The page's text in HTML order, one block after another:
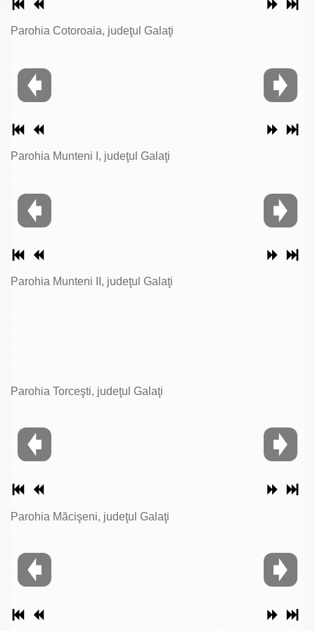
Parohia Cotoroaia, judeţul Galaţi
Parohia Munteni I, judeţul Galaţi
Parohia Munteni II, judeţul Galaţi
Parohia Torceşti, judeţul Galaţi
Parohia Măcişeni, judeţul Galaţi